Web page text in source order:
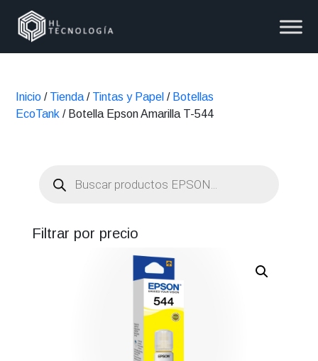
Inicio / Tienda / Tintas y Papel / Botellas
EcoTank / Botella Epson Amarilla T-544
productos
Filtrar por precio